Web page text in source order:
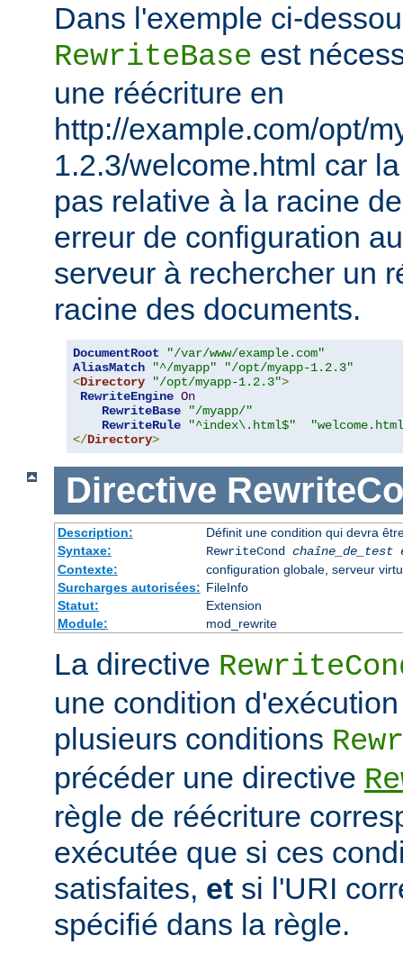
Dans l'exemple ci-
RewriteBase est
une réécriture en
http://example.com/opt/
1.2.3/welcome.html car
pas relative à la racine
erreur de configuration
serveur à rechercher un
racine des documents.
DocumentRoot
"/var/www/example.com"
AliasMatch
"^/myapp"
"/opt/myapp-1.2.3"
<Directory "/opt/myapp-1.2.3">
RewriteEngine On
RewriteBase
"/myapp/"
RewriteRule
"^index\.html$"
</Directory>
Directive
Description:
Définit une condition qui devra
Syntaxe:
RewriteCond chaîne_de_test
Contexte:
configuration globale, serveur
Surcharges autorisées: FileInfo
Statut:
Extension
Module:
mod_rewrite
La directive
une condition
plusieurs conditions
précéder une directive
règle de réécriture
exécutée que si ces
satisfaites, et si l'URI
spécifié dans la règle.